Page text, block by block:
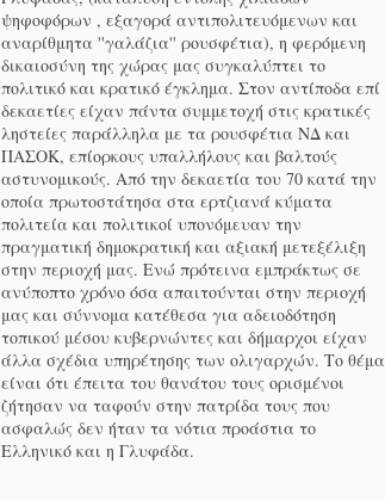
ψηφοφόρων , εξαγορά αντιπολιτευόμενων και
αναρίθμητα ''γαλάζια'' ρουσφέτια), η φερόμενη
δικαιοσύνη της χώρας μας συγκαλύπτει το
πολιτικό και κρατικό έγκλημα. Στον αντίποδα επί
δεκαετίες είχαν πάντα συμμετοχή στις κρατικές
ληστείες παράλληλα με τα ρουσφέτια ΝΔ και
ΠΑΣΟΚ, επίορκους υπαλλήλους και βαλτούς
αστυνομικούς. Από την δεκαετία του 70 κατά την
οποία πρωτοστάτησα στα ερτζιανά κύματα
πολιτεία και πολιτικοί υπονόμευαν την
πραγματική δημοκρατική και αξιακή μετεξέλιξη
στην περιοχή μας. Ενώ πρότεινα εμπράκτως σε
ανύποπτο χρόνο όσα απαιτούνται στην περιοχή
μας και σύννομα κατέθεσα για αδειοδότηση
τοπικού μέσου κυβερνώντες και δήμαρχοι είχαν
άλλα σχέδια υπηρέτησης των ολιγαρχών. Το θέμα
είναι ότι έπειτα του θανάτου τους ορισμένοι
ζήτησαν να ταφούν στην πατρίδα τους που
ασφαλώς δεν ήταν τα νότια προάστια το
Ελληνικό και η Γλυφάδα.